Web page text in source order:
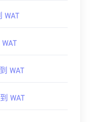
WAT
WAT
WAT